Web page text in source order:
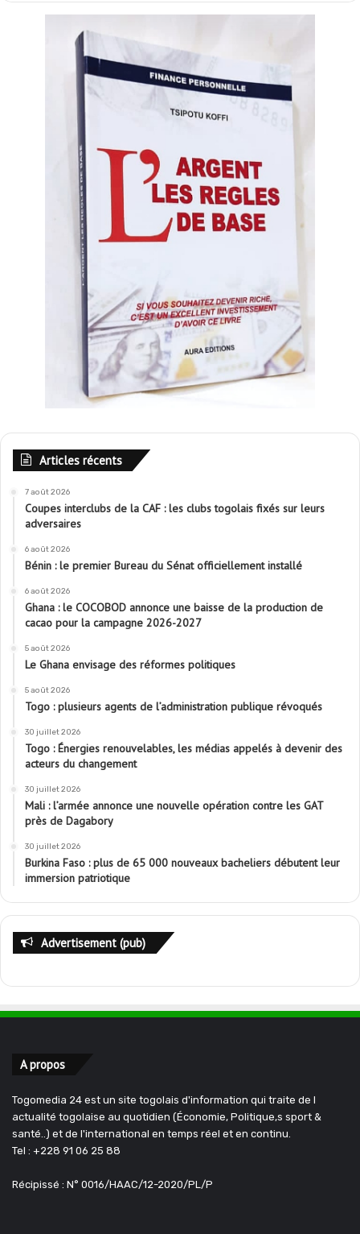
Articles récents
7 août 2026
Coupes interclubs de la CAF : les clubs togolais fixés sur leurs
adversaires
6 août 2026
Bénin : le premier Bureau du Sénat officiellement installé
6 août 2026
Ghana : le COCOBOD annonce une baisse de la production de
cacao pour la campagne 2026-2027
5 août 2026
Le Ghana envisage des réformes politiques
5 août 2026
Togo : plusieurs agents de l’administration publique révoqués
30 juillet 2026
Togo : Énergies renouvelables, les médias appelés à devenir des
acteurs du changement
30 juillet 2026
Mali : l’armée annonce une nouvelle opération contre les GAT
près de Dagabory
30 juillet 2026
Burkina Faso : plus de 65 000 nouveaux bacheliers débutent leur
immersion patriotique
Advertisement (pub)
A propos
Togomedia 24 est un site togolais d'information qui traite de l
actualité togolaise au quotidien (Économie, Politique,s sport &
santé..) et de l'international en temps réel et en continu.
Tel : +228 91 06 25 88
Récipissé : N° 0016/HAAC/12-2020/PL/P